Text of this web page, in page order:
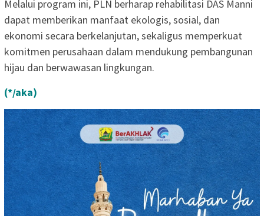
Melalui program ini, PLN berharap rehabilitasi DAS Manni
dapat memberikan manfaat ekologis, sosial, dan
ekonomi secara berkelanjutan, sekaligus memperkuat
komitmen perusahaan dalam mendukung pembangunan
hijau dan berwawasan lingkungan.
(*/aka)